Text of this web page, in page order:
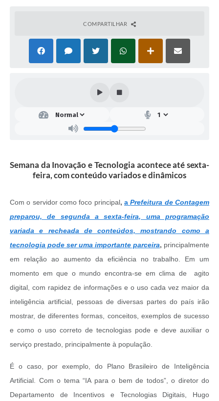
COMPARTILHAR
Semana da Inovação e Tecnologia acontece até sexta-
feira, com conteúdo variados e dinâmicos
Com o servidor como foco principal,aPrefeitura de Contagem
preparou, de segunda a sexta-feira, uma programação
variada e recheada de conteúdos, mostrando como a
tecnologia pode ser uma importante parceira, principalmente
em relação ao aumento da eficiência no trabalho. Em um
momento em que o mundo encontra-se em clima de agito
digital, com rapidez de informações e o uso cada vez maior da
inteligência artificial, pessoas de diversas partes do país irão
mostrar, de diferentes formas, conceitos, exemplos de sucesso
e como o uso correto de tecnologias pode e deve auxiliar o
serviço prestado, principalmente à população.
É o caso, por exemplo, do Plano Brasileiro de Inteligência
Artificial. Com o tema “IA para o bem de todos”, o diretor do
Departamento de Incentivos e Tecnologias Digitais, Hugo